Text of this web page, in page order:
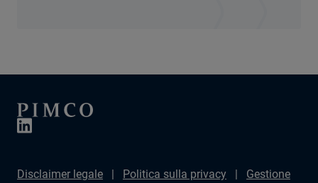
Disclaimer legale Politica sulla privacy
Gestione